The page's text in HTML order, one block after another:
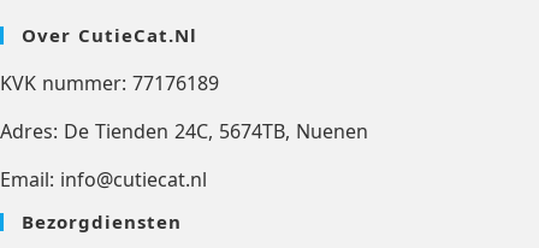
Over CutieCat.nl
KVK nummer: 77176189
Adres: De Tienden 24C, 5674TB, Nuenen
Email: info@cutiecat.nl
Bezorgdiensten